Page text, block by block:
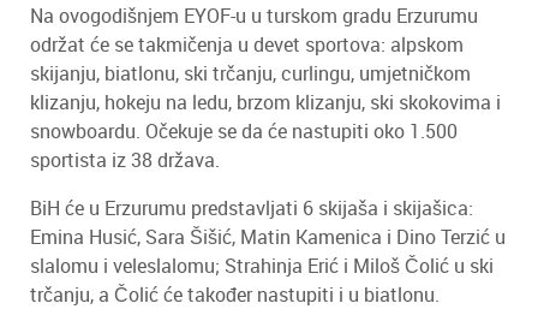
Na ovogodišnjem EYOF-u u turskom gradu Erzurumu
održat će se takmičenja u devet sportova: alpskom
skijanju, biatlonu, ski trčanju, curlingu, umjetničkom
klizanju, hokeju na ledu, brzom klizanju, ski skokovima i
snowboardu. Očekuje se da će nastupiti oko 1.500
sportista iz 38 država.
BiH će u Erzurumu predstavljati 6 skijaša i skijašica:
Emina Husić, Sara Šišić, Matin Kamenica i Dino Terzić u
slalomu i veleslalomu; Strahinja Erić i Miloš Čolić u ski
trčanju, a Čolić će također nastupiti i u biatlonu.